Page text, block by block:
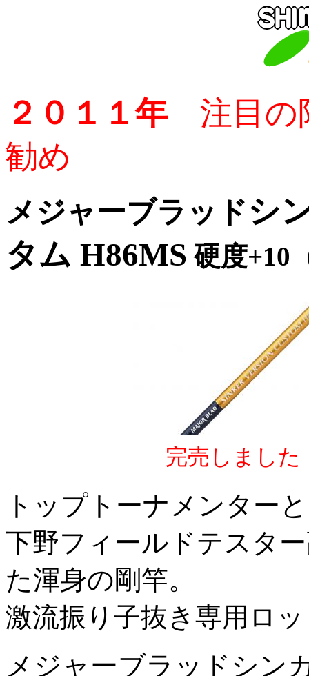
２０１１年 注目の
勧め
メジャーブラッドシ
タム H86MS 硬度+10
完売しました
トップトーナメンター
下野フィールドテスタ
た渾身の剛竿。
激流振り子抜き専用ロ
メジャーブラッドシ